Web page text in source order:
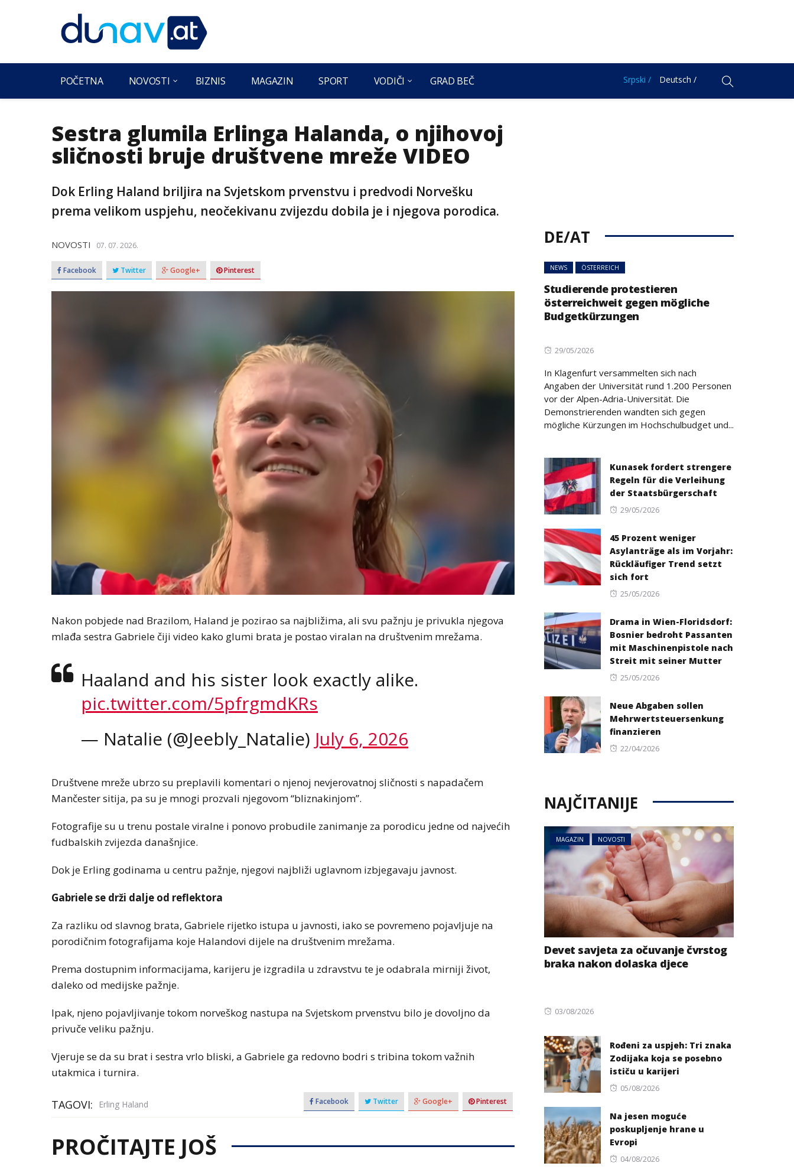
POČETNA NOVOSTI BIZNIS MAGAZIN SPORT VODIČI GRAD BEČ Srpski / Deutsch /
Sestra glumila Erlinga Halanda, o njihovoj
sličnosti bruje društvene mreže VIDEO
Dok Erling Haland briljira na Svjetskom prvenstvu i predvodi Norvešku
prema velikom uspjehu, neočekivanu zvijezdu dobila je i njegova porodica.
NOVOSTI 07. 07. 2026.
Facebook Twitter Google+ Pinterest
Nakon pobjede nad Brazilom, Haland je pozirao sa najbližima, ali svu pažnju je privukla njegova
mlađa sestra Gabriele čiji video kako glumi brata je postao viralan na društvenim mrežama.
Haaland and his sister look exactly alike.
pic.twitter.com/5pfrgmdKRs
— Natalie (@Jeebly_Natalie) July 6, 2026
Društvene mreže ubrzo su preplavili komentari o njenoj nevjerovatnoj sličnosti s napadačem
Mančester sitija, pa su je mnogi prozvali njegovom “bliznakinjom”.
Fotografije su u trenu postale viralne i ponovo probudile zanimanje za porodicu jedne od najvećih
fudbalskih zvijezda današnjice.
Dok je Erling godinama u centru pažnje, njegovi najbliži uglavnom izbjegavaju javnost.
Gabriele se drži dalje od reflektora
Za razliku od slavnog brata, Gabriele rijetko istupa u javnosti, iako se povremeno pojavljuje na
porodičnim fotografijama koje Halandovi dijele na društvenim mrežama.
Prema dostupnim informacijama, karijeru je izgradila u zdravstvu te je odabrala mirniji život,
daleko od medijske pažnje.
Ipak, njeno pojavljivanje tokom norveškog nastupa na Svjetskom prvenstvu bilo je dovoljno da
privuče veliku pažnju.
Vjeruje se da su brat i sestra vrlo bliski, a Gabriele ga redovno bodri s tribina tokom važnih
utakmica i turnira.
TAGOVI: Erling Haland Facebook Twitter Google+ Pinterest
PROČITAJTE JOŠ
DE/AT
NEWS ÖSTERREICH
Studierende protestieren
österreichweit gegen mögliche
Budgetkürzungen
Posted
29/05/2026
In Klagenfurt versammelten sich nach
Angaben der Universität rund 1.200 Personen
vor der Alpen-Adria-Universität. Die
Demonstrierenden wandten sich gegen
mögliche Kürzungen im Hochschulbudget und...
Kunasek fordert strengere
Regeln für die Verleihung
der Staatsbürgerschaft
Posted
29/05/2026
45 Prozent weniger
Asylanträge als im Vorjahr:
Rückläufiger Trend setzt
sich fort
Posted
25/05/2026
Drama in Wien-Floridsdorf:
Bosnier bedroht Passanten
mit Maschinenpistole nach
Streit mit seiner Mutter
Posted
25/05/2026
Neue Abgaben sollen
Mehrwertsteuersenkung
finanzieren
Posted
22/04/2026
NAJČITANIJE
MAGAZIN NOVOSTI
Devet savjeta za očuvanje čvrstog
braka nakon dolaska djece
Posted
03/08/2026
Rođeni za uspjeh: Tri znaka
Zodijaka koja se posebno
ističu u karijeri
Posted
05/08/2026
Na jesen moguće
poskupljenje hrane u
Evropi
Posted
04/08/2026